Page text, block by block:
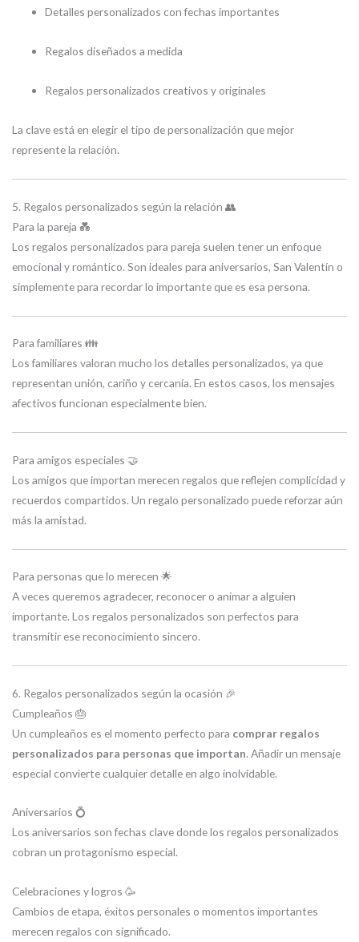
Detalles personalizados con fechas importantes
Regalos diseñados a medida
Regalos personalizados creativos y originales
La clave está en elegir el tipo de personalización que mejor
represente la relación.
5. Regalos personalizados según la relación 👥
Para la pareja 💑
Los regalos personalizados para pareja suelen tener un enfoque
emocional y romántico. Son ideales para aniversarios, San Valentín o
simplemente para recordar lo importante que es esa persona.
Para familiares 👪
Los familiares valoran mucho los detalles personalizados, ya que
representan unión, cariño y cercanía. En estos casos, los mensajes
afectivos funcionan especialmente bien.
Para amigos especiales 🤝
Los amigos que importan merecen regalos que reflejen complicidad y
recuerdos compartidos. Un regalo personalizado puede reforzar aún
más la amistad.
Para personas que lo merecen 🌟
A veces queremos agradecer, reconocer o animar a alguien
importante. Los regalos personalizados son perfectos para
transmitir ese reconocimiento sincero.
6. Regalos personalizados según la ocasión 🎉
Cumpleaños 🎂
Un cumpleaños es el momento perfecto para comprar regalos
personalizados para personas que importan. Añadir un mensaje
especial convierte cualquier detalle en algo inolvidable.
Aniversarios 💍
Los aniversarios son fechas clave donde los regalos personalizados
cobran un protagonismo especial.
Celebraciones y logros 🥳
Cambios de etapa, éxitos personales o momentos importantes
merecen regalos con significado.